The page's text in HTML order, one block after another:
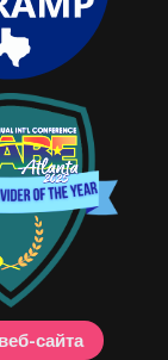
сайта